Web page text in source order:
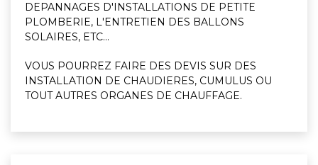
DEPANNAGES D'INSTALLATIONS DE PETITE
PLOMBERIE, L'ENTRETIEN DES BALLONS
SOLAIRES, ETC...
VOUS POURREZ FAIRE DES DEVIS SUR DES
INSTALLATION DE CHAUDIERES, CUMULUS OU
TOUT AUTRES ORGANES DE CHAUFFAGE.